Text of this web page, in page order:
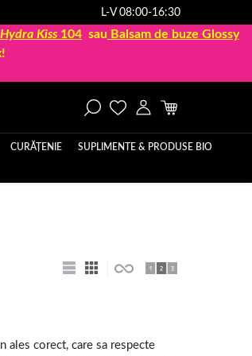
L-V 08:00-16:30
Kiss 104 sau Balsam de buze Glossy
CURĂȚENIE SUPLIMENTE & PRODUSE BIO
ales corect, care sa respecte